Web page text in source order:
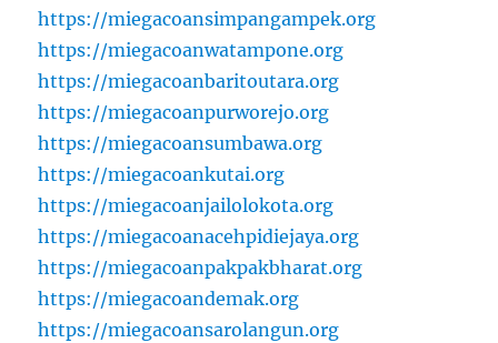
https://miegacoansimpangampek.org
https://miegacoanwatampone.org
https://miegacoanbaritoutara.org
https://miegacoanpurworejo.org
https://miegacoansumbawa.org
https://miegacoankutai.org
https://miegacoanjailolokota.org
https://miegacoanacehpidiejaya.org
https://miegacoanpakpakbharat.org
https://miegacoandemak.org
https://miegacoansarolangun.org